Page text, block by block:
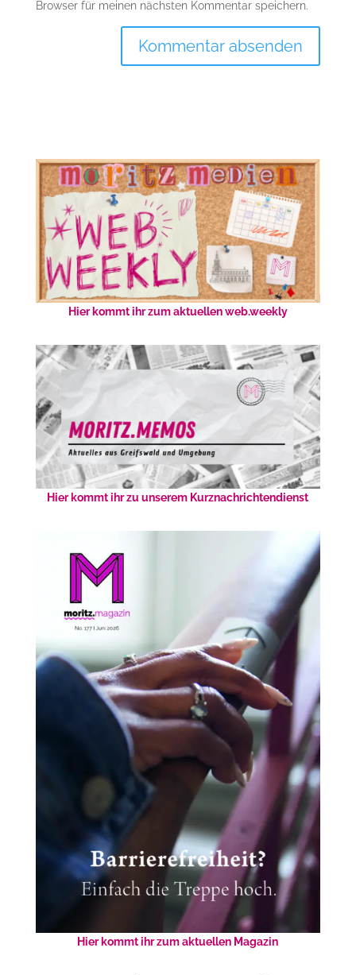
Browser für meinen nächsten Kommentar speichern.
Hier kommt ihr zum aktuellen web.weekly
Hier kommt ihr zu unserem Kurznachrichtendienst
Hier kommt ihr zum aktuellen Magazin